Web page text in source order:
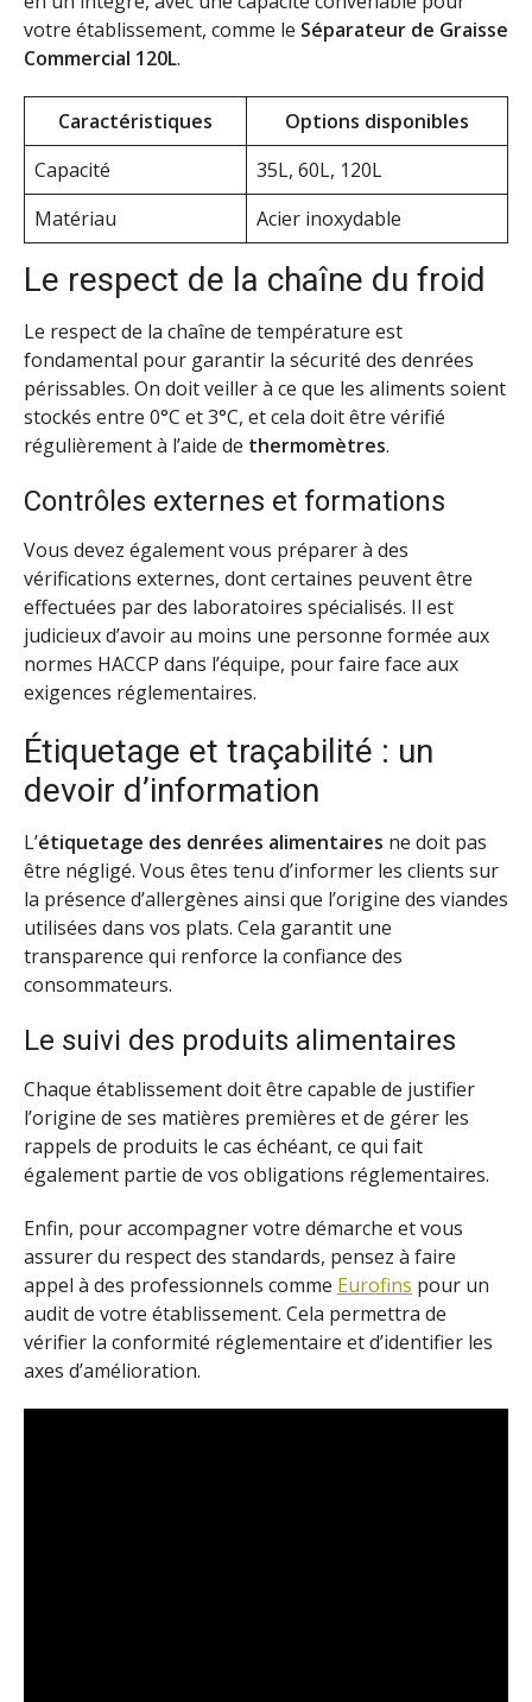
votre établissement, comme le Séparateur de Graisse
Commercial 120L.
Caractéristiques
Options disponibles
Capacité
35L, 60L, 120L
Matériau
Acier inoxydable
Le respect de la chaîne du froid
Le respect de la chaîne de température est
fondamental pour garantir la sécurité des denrées
périssables. On doit veiller à ce que les aliments soient
stockés entre 0°C et 3°C, et cela doit être vérifié
régulièrement à l’aide de thermomètres.
Contrôles externes et formations
Vous devez également vous préparer à des
vérifications externes, dont certaines peuvent être
effectuées par des laboratoires spécialisés. Il est
judicieux d’avoir au moins une personne formée aux
normes HACCP dans l’équipe, pour faire face aux
exigences réglementaires.
Étiquetage et traçabilité : un
devoir d’information
L’étiquetage des denrées alimentaires ne doit pas
être négligé. Vous êtes tenu d’informer les clients sur
la présence d’allergènes ainsi que l’origine des viandes
utilisées dans vos plats. Cela garantit une
transparence qui renforce la confiance des
consommateurs.
Le suivi des produits alimentaires
Chaque établissement doit être capable de justifier
l’origine de ses matières premières et de gérer les
rappels de produits le cas échéant, ce qui fait
également partie de vos obligations réglementaires.
Enfin, pour accompagner votre démarche et vous
assurer du respect des standards, pensez à faire
appel à des professionnels comme Eurofins pour un
audit de votre établissement. Cela permettra de
vérifier la conformité réglementaire et d’identifier les
axes d’amélioration.